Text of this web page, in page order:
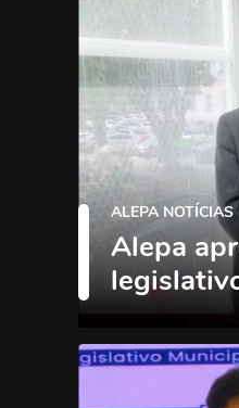
ALEPA NOTÍCIAS
Alepa